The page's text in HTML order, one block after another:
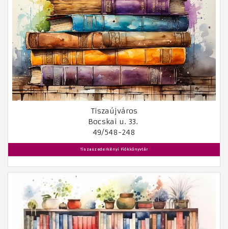
Tiszaújváros
Bocskai u. 33.
49/548-248
Tiszaszederkényi Fiókkönyvtár